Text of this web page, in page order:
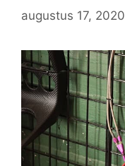
augustus 17, 2020